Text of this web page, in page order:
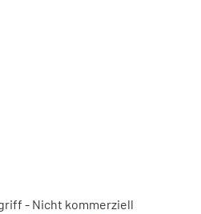
- Nicht kommerziell